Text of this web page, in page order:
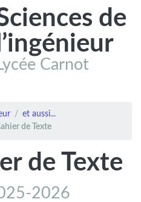
de
l’ingénieur
Carnot
et aussi...
de Texte
de Texte
2026